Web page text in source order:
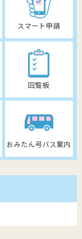
スマート申請
回覧板
おみたん号バス案内